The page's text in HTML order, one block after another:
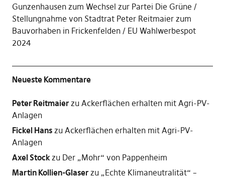
Gunzenhausen zum Wechsel zur Partei Die Grüne
Stellungnahme von Stadtrat Peter Reitmaier zum
Bauvorhaben in Frickenfelden
EU Wahlwerbespot
2024
Neueste Kommentare
Peter Reitmaierzu Ackerflächen erhalten mit Agri-PV-
Anlagen
Fickel Hanszu Ackerflächen erhalten mit Agri-PV-
Anlagen
Axel Stockzu Der „Mohr“ von Pappenheim
Martin Kollien-Glaserzu „Echte Klimaneutralität“ –